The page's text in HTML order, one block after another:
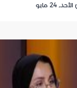
الأحد, 24 مايو